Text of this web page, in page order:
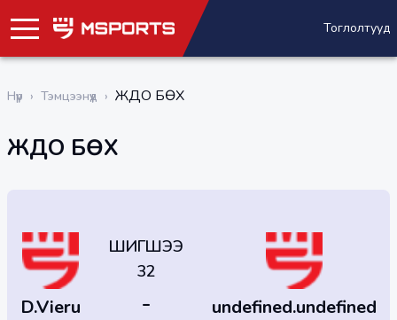
Тоглолтууд
Нүүр › Тэмцээнүүд › ЖҮДО БӨХ
ЖҮДО БӨХ
D.Vieru
ШИГШЭЭ
32
- undefined.undefined